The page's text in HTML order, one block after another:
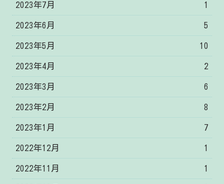
2023年7月 1
2023年6月 5
2023年5月 10
2023年4月 2
2023年3月 6
2023年2月 8
2023年1月 7
2022年12月 1
2022年11月 1